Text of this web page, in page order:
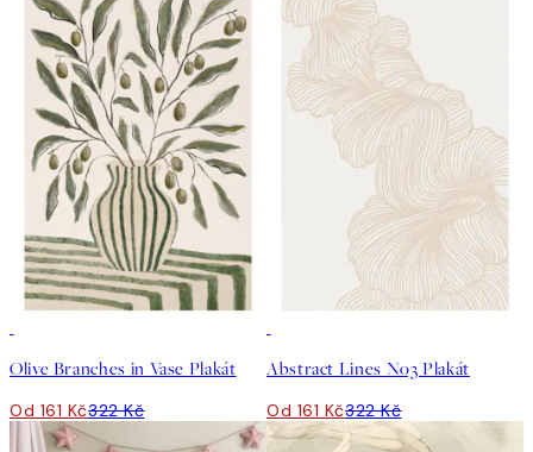
Olive Branches in Vase Plakát
Od 161 Kč322 Kč
Abstract Lines No3 Plakát
Od 161 Kč322 Kč